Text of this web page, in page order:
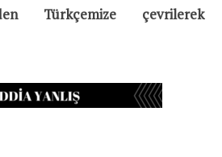
Türkçemize çevrilerek